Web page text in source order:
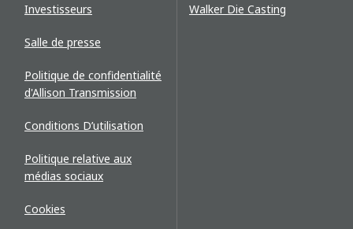
Investisseurs
Salle de presse
Politique de confidentialité
d'Allison Transmission
Conditions D’utilisation
Politique relative aux
médias sociaux
Cookies
Walker Die Casting